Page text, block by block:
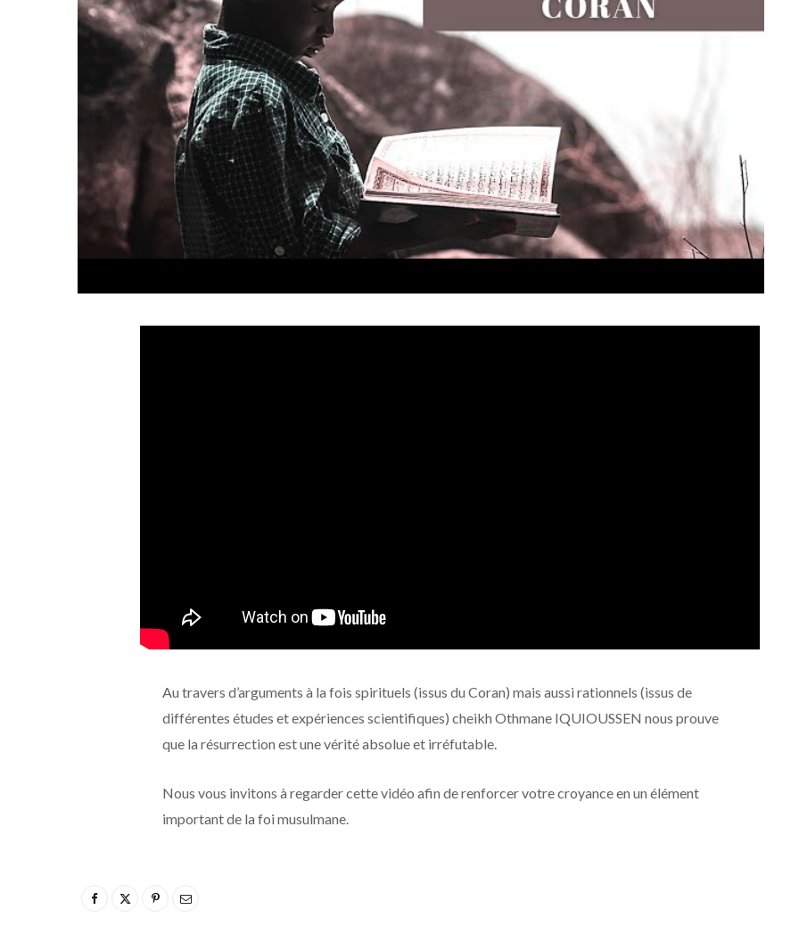
Au travers d’arguments à la fois spirituels (issus du Coran) mais aussi rationnels (issus de
différentes études et expériences scientifiques) cheikh Othmane IQUIOUSSEN nous prouve
que la résurrection est une vérité absolue et irréfutable.
Nous vous invitons à regarder cette vidéo afin de renforcer votre croyance en un élément
important de la foi musulmane.